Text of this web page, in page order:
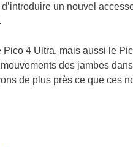
un nouvel
4 Ultra, mais aussi le
des jambes
de plus près ce que ces